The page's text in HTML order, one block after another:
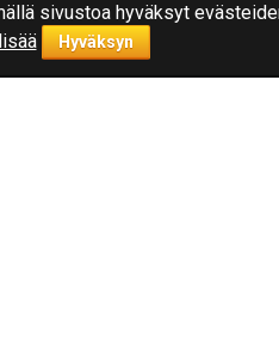
sivustoa hyväksyt
Hyväksyn